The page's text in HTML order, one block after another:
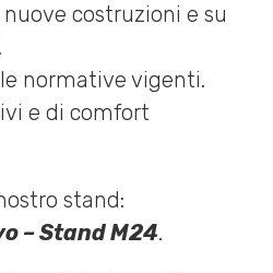
costruzioni e su
normative vigenti.
e di comfort
stand:
– Stand M24.